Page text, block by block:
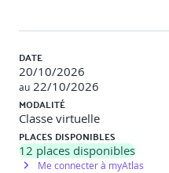
DATE
20/10/2026
au 22/10/2026
MODALITÉ
Classe virtuelle
PLACES DISPONIBLES
12 places disponibles
Me connecter à myAtlas